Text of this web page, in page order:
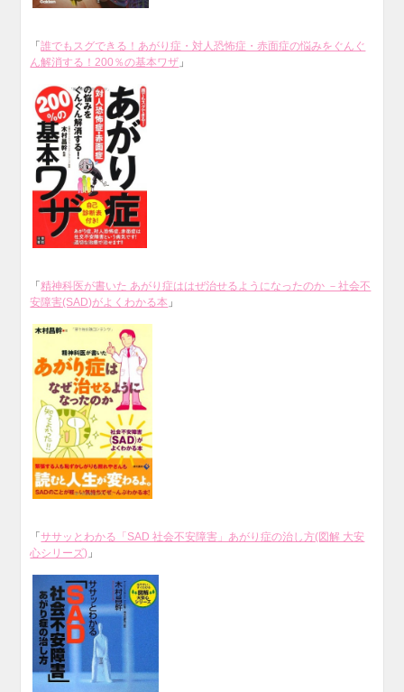
「誰でもスグできる！あがり症・対人恐怖症・赤面症の悩みをぐんぐ
ん解消する！200％の基本ワザ 」
「精神科医が書いた あがり症ははぜ治せるようになったのか －社会不
安障害(SAD)がよくわかる本 」
「ササッとわかる「SAD 社会不安障害」あがり症の治し方(図解 大安
心シリーズ) 」